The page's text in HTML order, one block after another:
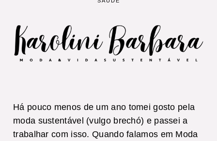
Há pouco menos de um ano tomei gosto pela
moda sustentável (vulgo brechó) e passei a
trabalhar com isso. Quando falamos em Moda